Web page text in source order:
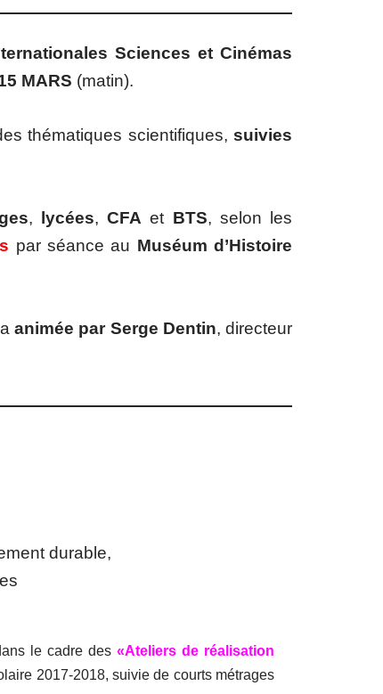
Sciences et Cinémas
MARS (matin).
thématiques scientifiques, suivies
, lycées,CFA et BTS, selon les
par séance au Muséum d’Histoire
animée par Serge Dentin, directeur
durable,
le cadre des «Ateliers de réalisation
2017-2018, suivie de courts métrages